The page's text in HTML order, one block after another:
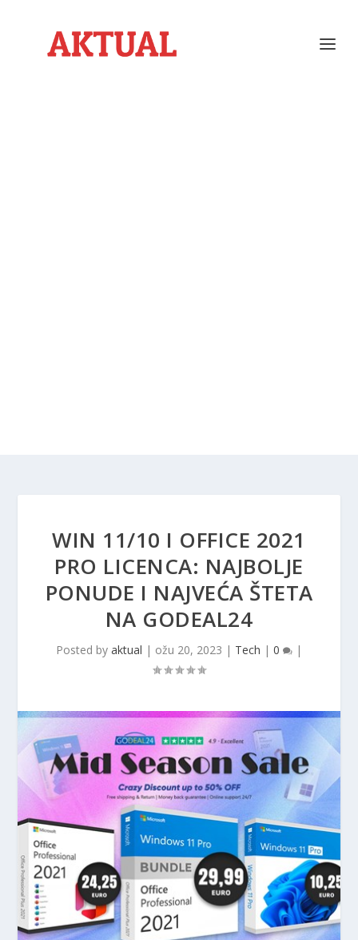
WIN 11/10 I OFFICE 2021
PRO LICENCA: NAJBOLJE
PONUDE I NAJVEĆA ŠTETA
NA GODEAL24
Posted by aktual | ožu 20, 2023 | Tech | 0 |